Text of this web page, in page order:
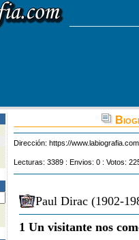
Dirección: https://
Lecturas: 3389 : Envios: 0 : Votos:
Paul Dirac (1902-
1 Un visitante nos